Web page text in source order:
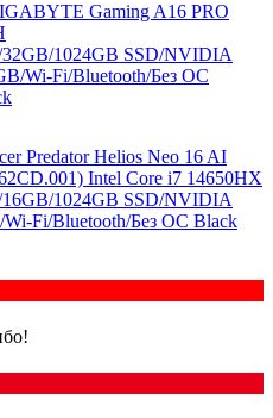
Gaming A16 PRO
1024GB SSD/NVIDIA
Wi-Fi/Bluetooth/Без ОС
Predator Helios Neo 16 AI
Intel Core i7 14650HX
1024GB SSD/NVIDIA
Fi/Bluetooth/Без ОС Black